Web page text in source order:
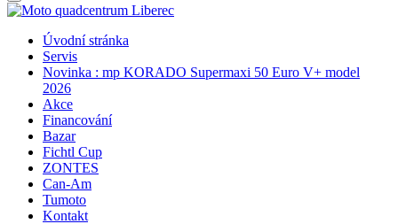
Úvodní stránka
Servis
Novinka : mp KORADO Supermaxi 50 Euro V+ model
2026
Akce
Financování
Bazar
Fichtl Cup
ZONTES
Can-Am
Tumoto
Kontakt